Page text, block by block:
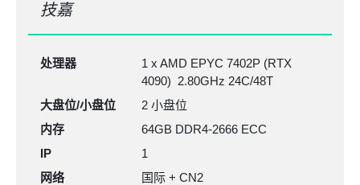
技嘉
处理器
1 x AMD EPYC 7402P (RTX
4090) 2.80GHz 24C/48T
大盘位/小盘位
2 小盘位
内存
64GB DDR4-2666 ECC
IP
1
网络
国际 + CN2